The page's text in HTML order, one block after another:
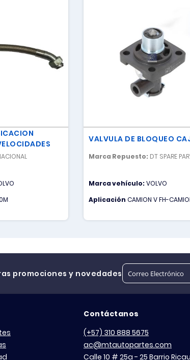
VALVULA DE BLOQUEO
Marca Repuesto: DT SPARE
Marca vehículo:VOLVO
Aplicación CAMION V FH-
promociones y novedades
Contáctanos
(+57) 310 888 5675
ac@mtautopartes.com
Calle 10 # 25a - 25 Barrio